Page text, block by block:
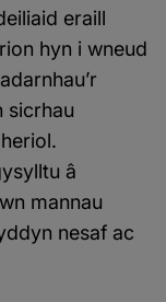
eraill
hyn i wneud
sicrhau
â
mannau
nesaf ac